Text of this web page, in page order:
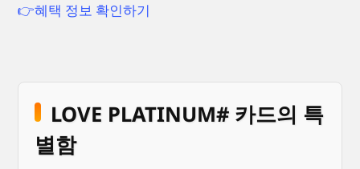
👉혜택 정보 확인하기
LOVE PLATINUM# 카드의 특
별함